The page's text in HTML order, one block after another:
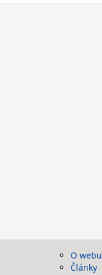
O webu
Články